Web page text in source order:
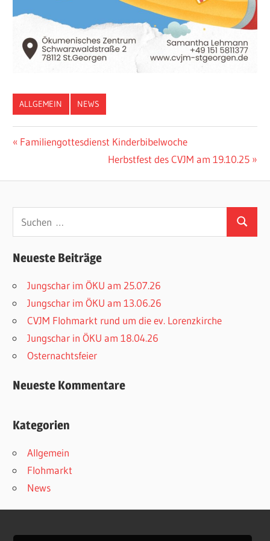
ALLGEMEIN NEWS
Beitragsnavigation
Vorheriger
Familiengottesdienst Kinderbibelwoche
Nächster
Herbstfest des CVJM am 19.10.25
Suchen
Neueste Beiträge
Jungschar im ÖKU am 25.07.26
Jungschar im ÖKU am 13.06.26
CVJM Flohmarkt rund um die ev. Lorenzkirche
Jungschar in ÖKU am 18.04.26
Osternachtsfeier
Neueste Kommentare
Kategorien
Allgemein
Flohmarkt
News